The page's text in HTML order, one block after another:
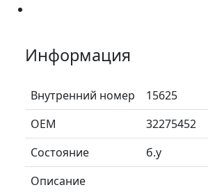
Информация
Внутренний номер
15625
ОЕМ
32275452
Состояние
б.у
Описание